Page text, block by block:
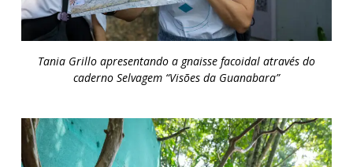
Tania Grillo apresentando a gnaisse facoidal através do
caderno Selvagem “Visões da Guanabara”